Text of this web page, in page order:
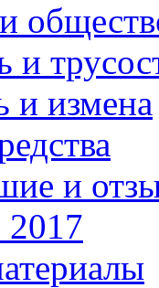
и
и измена
и